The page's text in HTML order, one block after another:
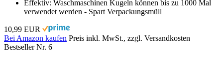
Effektiv: Waschmaschinen Kugeln können bis zu 1000 Mal
verwendet werden - Spart Verpackungsmüll
10,99 EUR
Bei Amazon kaufen Preis inkl. MwSt., zzgl. Versandkosten
Bestseller Nr. 6